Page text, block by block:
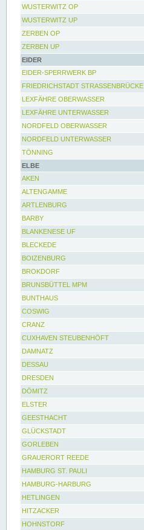
WUSTERWITZ OP
WUSTERWITZ UP
ZERBEN OP
ZERBEN UP
EIDER
EIDER-SPERRWERK BP
FRIEDRICHSTADT STRASSENBRÜCKE
LEXFÄHRE OBERWASSER
LEXFÄHRE UNTERWASSER
NORDFELD OBERWASSER
NORDFELD UNTERWASSER
TÖNNING
ELBE
AKEN
ALTENGAMME
ARTLENBURG
BARBY
BLANKENESE UF
BLECKEDE
BOIZENBURG
BROKDORF
BRUNSBÜTTEL MPM
BUNTHAUS
COSWIG
CRANZ
CUXHAVEN STEUBENHÖFT
DAMNATZ
DESSAU
DRESDEN
DÖMITZ
ELSTER
GEESTHACHT
GLÜCKSTADT
GORLEBEN
GRAUERORT REEDE
HAMBURG ST. PAULI
HAMBURG-HARBURG
HETLINGEN
HITZACKER
HOHNSTORF